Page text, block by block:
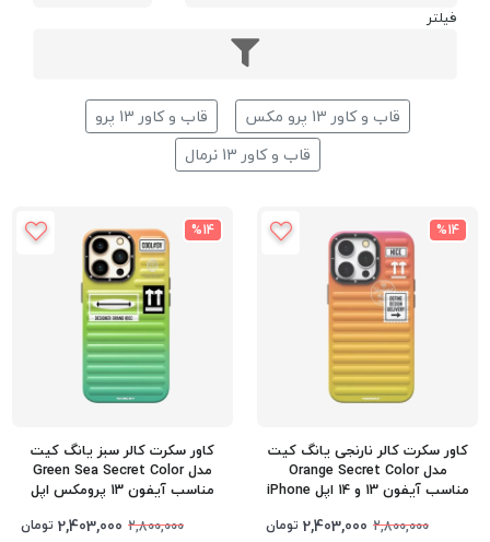
فیلتر
قاب و کاور 13 پرو مکس
قاب و کاور 13 پرو
قاب و کاور 13 نرمال
%14
کاور سکرت کالر نارنجی یانگ کیت
مدل Orange Secret Color
مناسب آیفون 13 و 14 اپل iPhone
2,800,000
2,403,000 تومان
%14
کاور سکرت کالر سبز یانگ کیت
مدل Green Sea Secret Color
مناسب آیفون 13 پرومکس اپل
2,800,000
2,403,000 تومان